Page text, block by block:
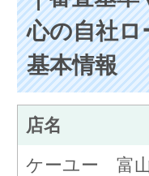
心の自社
基本情報
店名
ケーユー 富